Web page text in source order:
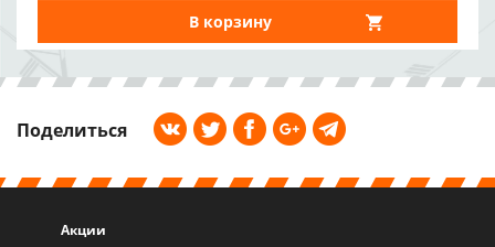
В корзину
Поделиться
Акции